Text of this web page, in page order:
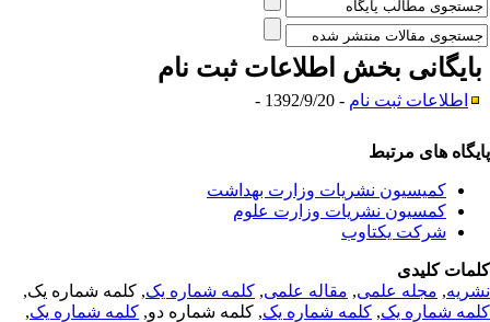
بخش اطلاعات ثبت نام
اطلاعات ثبت نام- 1392/9/20 -
های مرتبط
کمیسیون نشریات وزارت بهداشت
کمسیون نشریات وزارت علوم
شرکت یکتاوب
کلیدی
,مجله علمی, مقاله علمی, کلمه شماره یک, کلمه شماره یک,
شماره یک,کلمه شماره یک, کلمه شماره دو,کلمه شماره یک,